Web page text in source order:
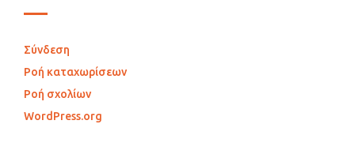
Σύνδεση
Ροή καταχωρίσεων
Ροή σχολίων
WordPress.org